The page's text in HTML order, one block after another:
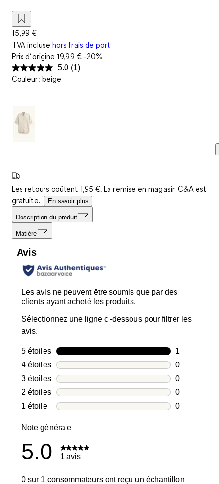
15,99 €
TVA incluse hors frais de port
Prix d‘origine19,99 €-20%
5.0 Lire
(1)
Couleur: beige
Les retours coûtent 1,95 €. La remise en magasin C&A est
gratuite.
En savoir plus
Description du produit
Matière
Avis
Les avis ne peuvent être soumis que par des
clients ayant acheté les produits.
Sélectionnez une ligne ci-dessous pour filtrer les
avis.
5 étoilesétoiles
1
1 avis avec
4 étoilesétoiles
0
0 avis avec
3 étoilesétoiles
0
0 avis avec
2 étoilesétoiles
0
0 avis avec
1 étoileétoiles
0
Note générale
5.0 1 avis
0 sur 1 consommateurs ont reçu un échantillon